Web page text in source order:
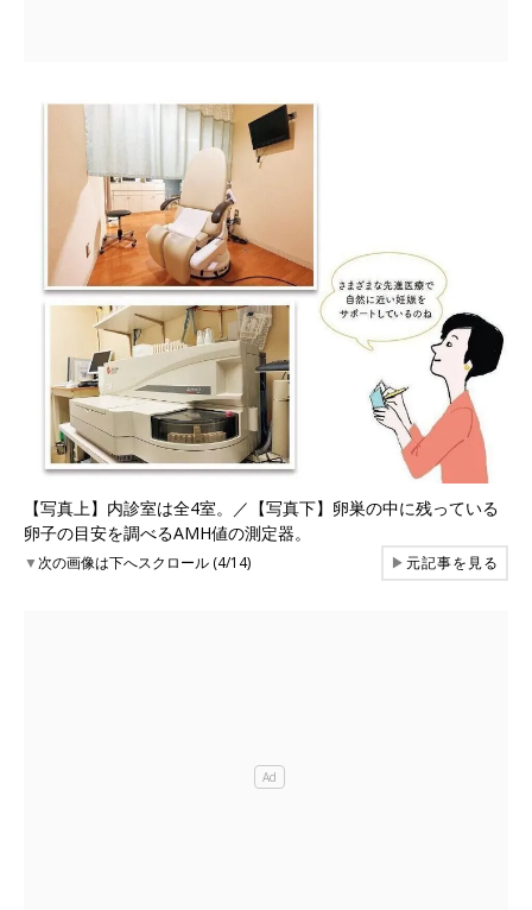
【写真上】内診室は全4室。／【写真下】卵巣の中に残っている
卵子の目安を調べるAMH値の測定器。
▼次の画像は下へスクロール (4/14) ▶元記事を見る